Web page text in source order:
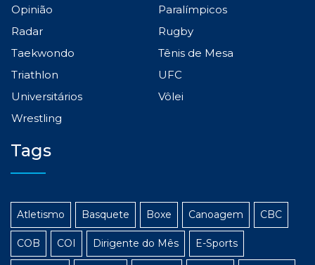
Opinião
Paralímpicos
Radar
Rugby
Taekwondo
Tênis de Mesa
Triathlon
UFC
Universitários
Vôlei
Wrestling
Tags
Atletismo Basquete Boxe Canoagem CBC
COB COI Dirigente do Mês E-Sports